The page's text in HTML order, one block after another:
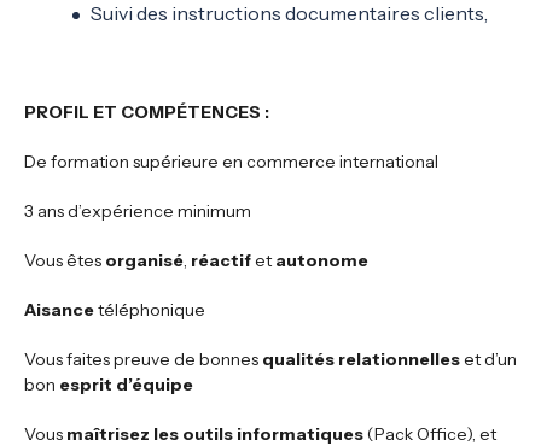
Suivi des instructions documentaires clients,
PROFIL ET COMPÉTENCES :
De formation supérieure en commerce international
3 ans d’expérience minimum
Vous êtes organisé, réactifet autonome
Aisancetéléphonique
Vous faites preuve de bonnes qualités relationnelleset d’un
bon esprit d’équipe
Vous maîtrisez les outils informatiques(Pack Office), et